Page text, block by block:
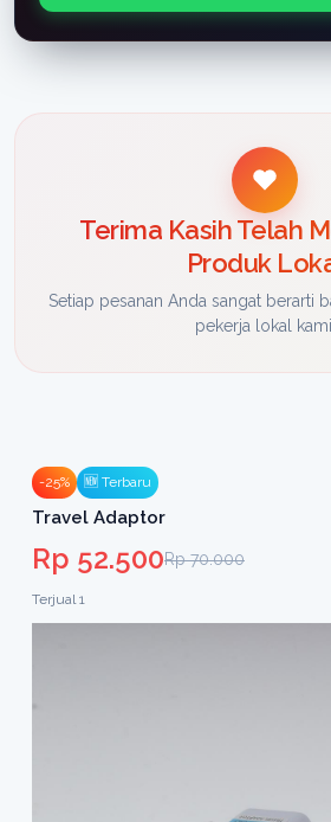
Terima Kasih Telah
Produk
Setiap pesanan Anda sangat berarti
pekerja lokal kami.
-25% 🆕 Terbaru
Travel Adaptor
Rp 52.500Rp 70.000
Terjual 1